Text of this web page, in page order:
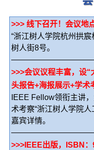
>>> 线下召开！会议地
“浙江树人学院杭州拱
树人街8号。
>>>会议议程丰富，设“
头报告+海报展示+学术
IEEE Fellow领衔主讲
术考察“浙江树人学院
嘉宾详情。
>>>IEEE出版，ISBN